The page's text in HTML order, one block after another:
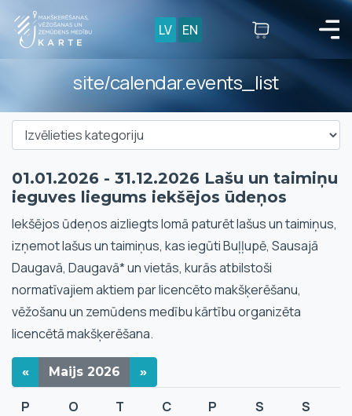
LV EN
site/calendar.events_list
01.01.2026 - 31.12.2026 Lašu un taimiņu
ieguves liegums iekšējos ūdeņos
Iekšējos ūdeņos aizliegts lomā paturēt lašus un taimiņus,
izņemot lašus un taimiņus, kas iegūti Buļļupē, Sausajā
Daugavā, Daugavā* un vietās, kurās atbilstoši
normatīvajiem aktiem par licencēto makšķerēšanu,
vēžošanu un zemūdens medību kārtību organizēta
licencētā makšķerēšana.
« Maijs 2026 »
P O T C P S S